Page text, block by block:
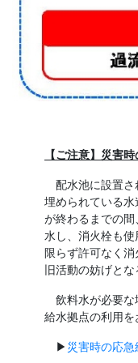
【ご注意】災害
配水池に設置さ
埋められている
が終わるまでの
水し、消火栓も
限らず許可なく
旧活動の妨げと
飲料水が必要な
給水拠点の利用を
▶ 災害時の応急